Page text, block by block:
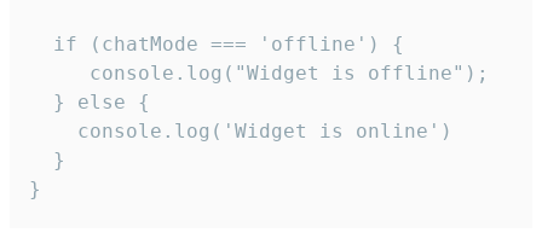
  if (chatMode === 'offline') {
     console.log("Widget is offline");
  } else {
    console.log('Widget is online')
  }
}